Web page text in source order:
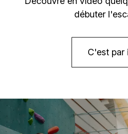
débuter
C'est par